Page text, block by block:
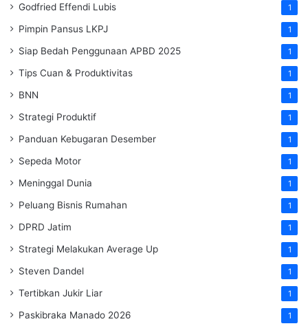
Godfried Effendi Lubis 1
Pimpin Pansus LKPJ 1
Siap Bedah Penggunaan APBD 2025 1
Tips Cuan & Produktivitas 1
BNN 1
Strategi Produktif 1
Panduan Kebugaran Desember 1
Sepeda Motor 1
Meninggal Dunia 1
Peluang Bisnis Rumahan 1
DPRD Jatim 1
Strategi Melakukan Average Up 1
Steven Dandel 1
Tertibkan Jukir Liar 1
Paskibraka Manado 2026 1